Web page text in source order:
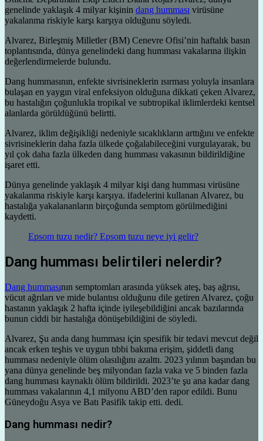
genelinde yaklaşık 4 milyar kişinin dang humması virüsüne
yakalanma riskiyle karşı karşıya olduğunu söyledi.
Alvarez, Birleşmiş Milletler (BM) Cenevre Ofisi’nin haftalık basın
toplantısında, dünya genelindeki dang humması vakalarına ilişkin
değerlendirmelerde bulundu.
Dang hummasının, enfekte sivrisineklerin ısırması yoluyla insanlara
bulaşan en yaygın viral enfeksiyon olduğuna dikkati çeken Alvarez,
bu hastalığın çoğunlukla tropikal ve subtropikal iklimlerdeki kentsel
alanlarda görüldüğünü belirtti.
Alvarez, iklim değişikliği nedeniyle sıcaklıkların arttığını ve enfekte
sivrisineklerin daha fazla ülkede çoğalabileceğini vurgulayarak, bu
yıl çok daha fazla ülkeden dang humması vakasının bildirildiğine
işaret etti.
Dünya genelinde yaklaşık 4 milyar kişi dang humması virüsüne
yakalanma riskiyle karşı karşıya. ifadelerini kullanan Alvarez, bu
hastalığa yakalananların birçoğunda semptom görülmediğini
kaydetti.
Epsom tuzu nedir? Epsom tuzu neye iyi gelir?
Dang humması belirtileri nelerdir?
Dang hummasının semptomları arasında yüksek ateş, baş ağrısı,
vücut ağrıları ve mide bulantısı olduğunu dile getiren Alvarez, çoğu
hastanın yaklaşık 2 hafta içinde iyileşebildiğini ancak bazılarında
bunun ciddi bir hastalığa dönüşebildiğini de söyledi.
Alvarez, Şu anda dang humması için spesifik bir tedavi mevcut değil
ancak erken teşhis ve uygun tıbbi bakıma erişim, şiddetli dang
humması nedeniyle ölüm olasılığını azalttı. 2023 yılının başından bu
yana dünya genelinde beş milyondan fazla vaka ve 5 binden fazla
dang humması kaynaklı ölüm bildirildi. 2023’te şu ana kadar dang
humması vakalarının 4,1 milyonu ABD’den rapor edildi. Bunu
Güneydoğu Asya ve Batı Pasifik takip etti. dedi.
Dang humması nedir?